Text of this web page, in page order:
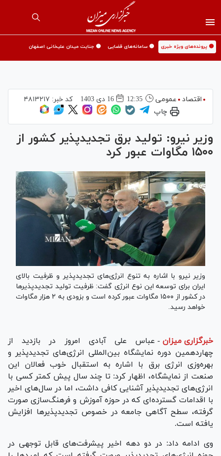
🟡 پرونده‌های ویژه خبری 🟡 سامانه‌های قضایی 🟡 جنایت میدان علیخانی اصفهان
اقتصاد عمومی 12:35 16 دی 1403 کد خبر: ۴۸۱۳۲۱۷
چاپ
وزیر نیرو: تولید برق تجدیدپذیر کشور از
۱۵۰۰ مگاوات عبور کرد
وزیر نیرو با اشاره به تنوع انرژی‌های تجدیدپذیر و ظرفیت بالای
ایران برای توسعه این نوع انرژی گفت: ظرفیت تولید تجدیدپذیر‌ها
در کشور از ۱۵۰۰ مگاوات عبور کرده است و بزودی به ۲ هزار مگاوات
خواهد رسید.
خبرگزاری میزان - عباس علی آبادی امروز در بازدید از
چهاردهمین دوره نمایشگاه بین‌المللی انرژی‌های تجدیدپذیر و
بهره‌وزی انرژی برق با اشاره به استقبال خوب فعالان این
صنعت از نمایشگاه، اظهار کرد: تا چند سال پیش کمتر کسی با
انرژی‌های تجدیدپذیر آشنایی کافی داشت، اما در سال‌های اخیر
با اقدامات گسترده‌ای که در حوزه آموزش و فرهنگ‌سازی صورت
گرفته، سطح آگاهی جامعه در خصوص تجدیدپذیر‌ها افزایش
یافته است.
وی ادامه داد: در دو دهه اخیر پیشرفت‌های قابل توجهی در